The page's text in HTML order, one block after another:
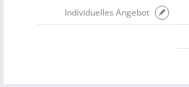
Individuelles Angebot